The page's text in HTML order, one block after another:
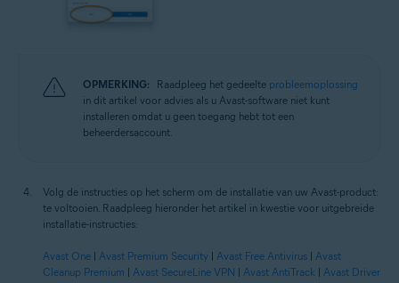
OPMERKING: Raadpleeg het gedeelte probleemoplossing
in dit artikel voor advies als u Avast-software niet kunt
installeren omdat u geen toegang hebt tot een
beheerdersaccount.
Volg de instructies op het scherm om de installatie van uw Avast-product:
te voltooien. Raadpleeg hieronder het artikel in kwestie voor uitgebreide
installatie-instructies:
Avast One | Avast Premium Security | Avast Free Antivirus | Avast
Cleanup Premium | Avast SecureLine VPN | Avast AntiTrack | Avast Driver